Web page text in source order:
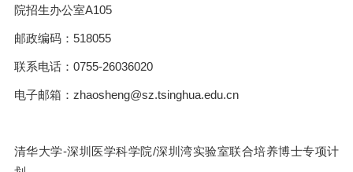
院招生办公室A105
邮政编码：518055
联系电话：0755-26036020
电子邮箱：zhaosheng@sz.tsinghua.edu.cn
清华大学-深圳医学科学院/深圳湾实验室联合培养博士专项计